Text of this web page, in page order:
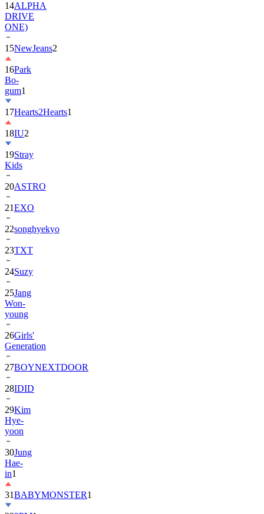
14ALPHA
DRIVE
ONE)
15NewJeans2
16Park
Bo-
gum1
17Hearts2Hearts1
18IU2
19Stray
Kids
20ASTRO
21EXO
22songhyekyo
23TXT
24Suzy
25Jang
Won-
young
26Girls'
Generation
27BOYNEXTDOOR
28IDID
29Kim
Hye-
yoon
30Jung
Hae-
in1
31BABYMONSTER1